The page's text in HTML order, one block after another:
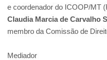
e coordenador do ICOOP/MT
Claudia Marcia de Carvalho
membro da Comissão de
Mediador